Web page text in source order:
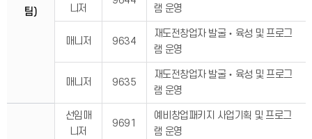
팀)
니저 램 운영
매니저 9634
재도전창업자 발굴‧육성 및 프로그
램 운영
매니저 9635
재도전창업자 발굴‧육성 및 프로그
램 운영
선임매
니저
9691
예비창업패키지 사업기획 및 프로그
램 운영